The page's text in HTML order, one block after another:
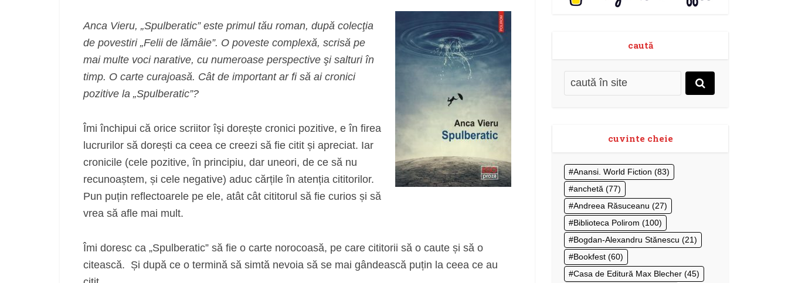
Anca Vieru, „Spulberatic” este primul tău roman, după colecţia
de povestiri „Felii de lămâie”. O poveste complexă, scrisă pe
mai multe voci narative, cu numeroase perspective şi salturi în
timp. O carte curajoasă. Cât de important ar fi să ai cronici
pozitive la „Spulberatic”?
Îmi închipui că orice scriitor își dorește cronici pozitive, e în firea
lucrurilor să dorești ca ceea ce creezi să fie citit și apreciat. Iar
cronicile (cele pozitive, în principiu, dar uneori, de ce să nu
recunoaștem, și cele negative) aduc cărțile în atenția cititorilor.
Pun puțin reflectoarele pe ele, atât cât cititorul să fie curios și să
vrea să afle mai mult.
Îmi doresc ca „Spulberatic” să fie o carte norocoasă, pe care cititorii să o caute și să o
citească. Și după ce o termină să simtă nevoia să se mai gândească puțin la ceea ce au
caută
cuvinte cheie
Anansi. World Fiction (83)
anchetă (77)
Andreea Răsuceanu (27)
Biblioteca Polirom (100)
Bogdan-Alexandru Stănescu (21)
Bookfest (60)
Casa de Editură Max Blecher (45)